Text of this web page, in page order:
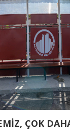
ÇOK